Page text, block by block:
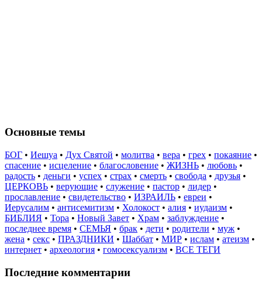
Основные темы
БОГ • Иешуа • Дух Святой • молитва • вера • грех • покаяние •
спасение • исцеление • благословение • ЖИЗНЬ • любовь •
радость • деньги • успех • страх • смерть • свобода • друзья •
ЦЕРКОВЬ • верующие • служение • пастор • лидер •
прославление • свидетельство • ИЗРАИЛЬ • евреи •
Иерусалим • антисемитизм • Холокост • алия • иудаизм •
БИБЛИЯ • Тора • Новый Завет • Храм • заблуждение •
последнее время • СЕМЬЯ • брак • дети • родители • муж •
жена • секс • ПРАЗДНИКИ • Шаббат • МИР • ислам • атеизм •
интернет • археология • гомосексуализм • ВСЕ ТЕГИ
Последние комментарии